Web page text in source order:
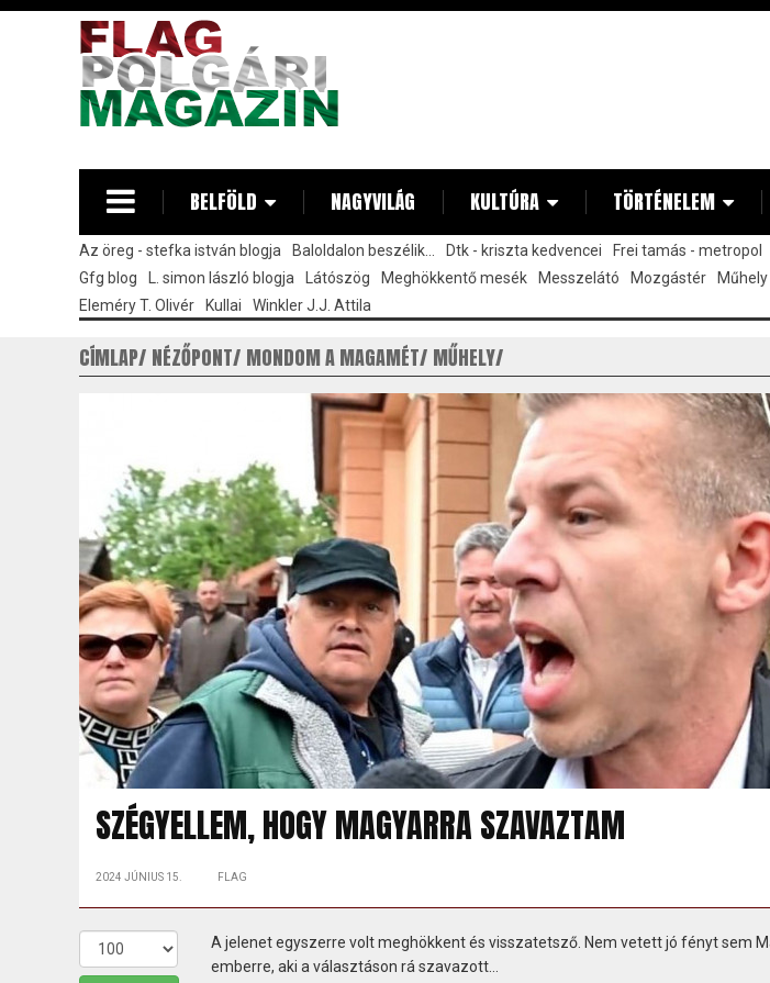
BELFÖLD NAGYVILÁG KULTÚRA TÖRTÉNELEM
Az öreg - stefka istván blogja Baloldalon beszélik... Dtk - kriszta kedvencei Frei tamás - metropol
Gfg blog
L. simon lászló blogja Látószög Meghökkentő mesék Messzelátó Mozgástér Műhely
Eleméry T. Olivér
Kullai Winkler J.J. Attila
CÍMLAP NÉZŐPONT MONDOM A MAGAMÉT MŰHELY
SZÉGYELLEM, HOGY MAGYARRA SZAVAZTAM
2024 JÚNIUS 15. FLAG
A jelenet egyszerre volt meghökkent és visszatetsző. Nem vetett jó fényt sem
emberre, aki a választáson rá szavazott...